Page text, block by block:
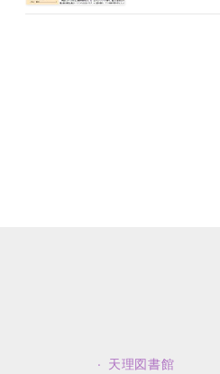
天理図書館